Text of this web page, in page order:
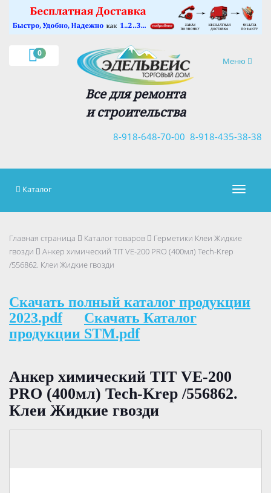
0
Навигация
Меню
Все для ремонта
и строительства
8-918-435-38-38
8-918-648-70-00
×
Каталог
Главная страница Каталог товаров
Герметики Клеи Жидкие
гвозди
Анкер химический TIT VE-200 PRO (400мл) Tech-Krep
/556862. Клеи Жидкие гвозди
Скачать полный каталог продукции
2023.pdf
Скачать Каталог
продукции STM.pdf
Анкер химический TIT VE-200
PRO (400мл) Tech-Krep /556862.
Клеи Жидкие гвозди